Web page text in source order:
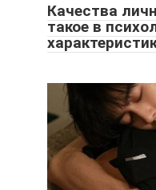
Качества
такое в